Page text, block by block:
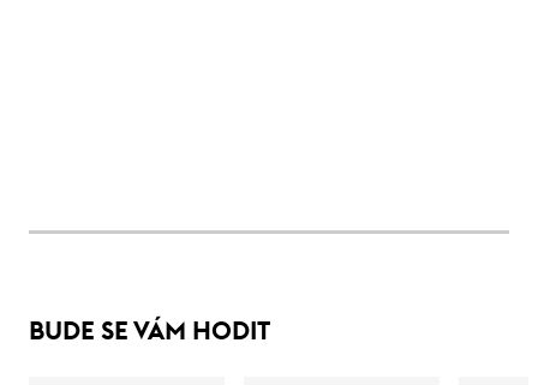
BUDE SE VÁM HODIT